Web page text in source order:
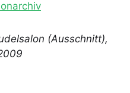
(Ausschnitt),